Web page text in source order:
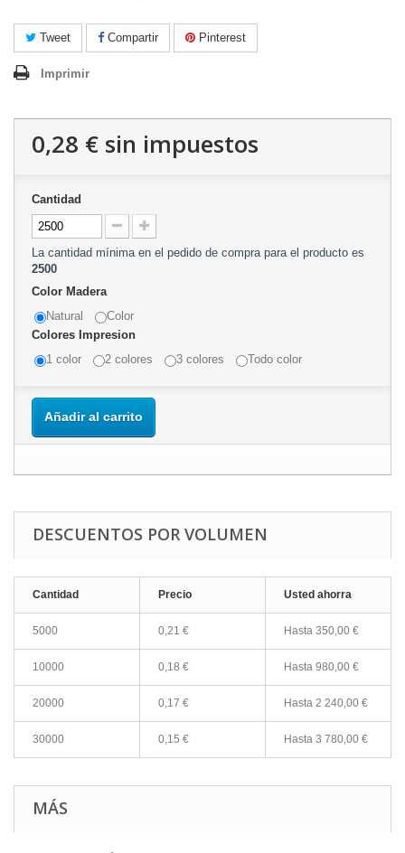
Tweet Compartir Pinterest
Imprimir
0,28 € sin impuestos
Cantidad
La cantidad mínima en el pedido de compra para el producto es
2500
Color Madera
Natural
Color
Colores Impresion
1 color
2 colores 3 colores Todo color
Añadir al carrito
DESCUENTOS POR VOLUMEN
Cantidad Precio Usted ahorra
5000 0,21 € Hasta 350,00 €
10000 0,18 € Hasta 980,00 €
20000 0,17 € Hasta 2 240,00 €
30000 0,15 € Hasta 3 780,00 €
MÁS